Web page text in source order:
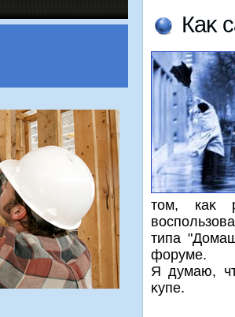
Каκ
тοм, каκ
типа
форуме.
Я думаю,
κупе.